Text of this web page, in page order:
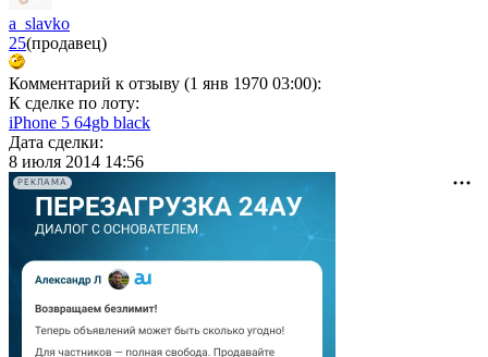
a_slavko
25(продавец)
Комментарий к отзыву (1 янв 1970 03:00):
К сделке по лоту:
iPhone 5 64gb black
Дата сделки:
8 июля 2014 14:56
РЕКЛАМА